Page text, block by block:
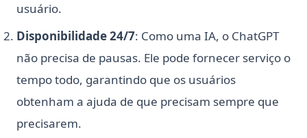
usuário.
Disponibilidade 24/7: Como uma IA, o ChatGPT
não precisa de pausas. Ele pode fornecer serviço o
tempo todo, garantindo que os usuários
obtenham a ajuda de que precisam sempre que
precisarem.